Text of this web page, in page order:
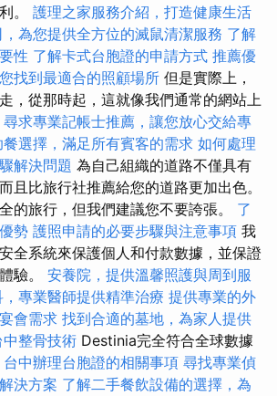
。 護理之家服務介紹，打造健康生活
為您提供全方位的滅鼠清潔服務 了解
性 了解卡式台胞證的申請方式 推薦優
找到最適合的照顧場所 但是實際上，
，從那時起，這就像我們通常的網站上
尋求專業記帳士推薦，讓您放心交給專
選擇，滿足所有賓客的需求 如何處理
解決問題 為自己組織的道路不僅具有
且比旅行社推薦給您的道路更加出色。
的旅行，但我們建議您不要誇張。 了
勢 護照申請的必要步驟與注意事項 我
全系統來保護個人和付款數據，並保證
驗。 安養院，提供溫馨照護與周到服
專業醫師提供精準治療 提供專業的外
會需求 找到合適的墓地，為家人提供
中整骨技術 Destinia完全符合全球數據
台中辦理台胞證的相關事項 尋找專業偵
決方案 了解二手餐飲設備的選擇，為